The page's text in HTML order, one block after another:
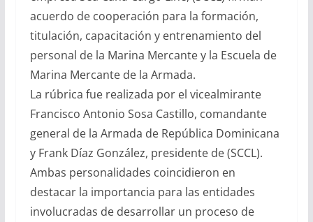
acuerdo de cooperación para la formación,
titulación, capacitación y entrenamiento del
personal de la Marina Mercante y la Escuela de
Marina Mercante de la Armada.
La rúbrica fue realizada por el vicealmirante
Francisco Antonio Sosa Castillo, comandante
general de la Armada de República Dominicana
y Frank Díaz González, presidente de (SCCL).
Ambas personalidades coincidieron en
destacar la importancia para las entidades
involucradas de desarrollar un proceso de